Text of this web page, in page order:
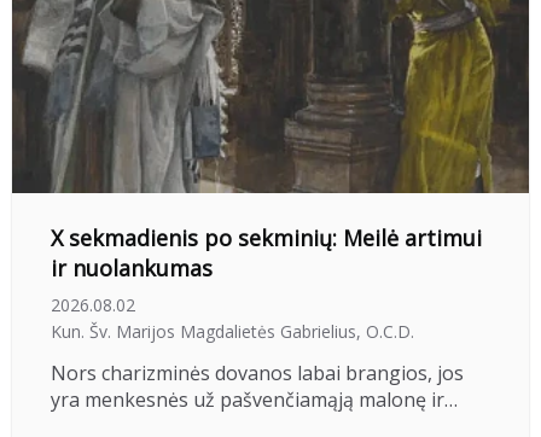
X sekmadienis po sekminių: Meilė artimui
ir nuolankumas
2026.08.02
Kun. Šv. Marijos Magdalietės Gabrielius, O.C.D.
Nors charizminės dovanos labai brangios, jos
yra menkesnės už pašvenčiamąją malonę ir…